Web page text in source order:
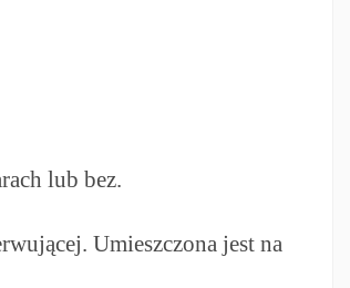
lub bez.
Umieszczona jest na